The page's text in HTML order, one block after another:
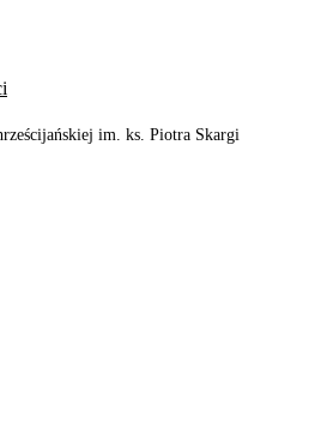
im. ks. Piotra Skargi